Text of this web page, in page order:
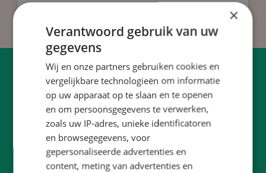
Adresgegevens
Mgr.Huibersschool
Vilniusstraat 2
2034 EM Haarlem
×
Verantwoord gebruik van uw
gegevens
Wij en onze partners gebruiken cookies en
vergelijkbare technologieën om informatie
op uw apparaat op te slaan en te openen
en om persoonsgegevens te verwerken,
zoals uw IP-adres, unieke identificatoren
en browsegegevens, voor
gepersonaliseerde advertenties en
content, meting van advertenties en